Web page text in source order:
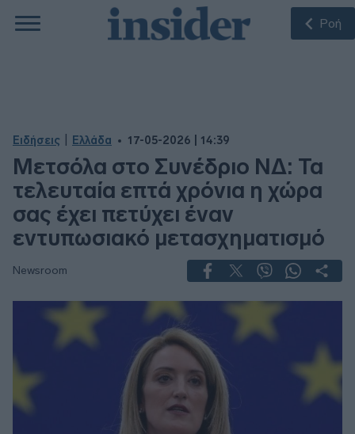
Ροή
Ειδήσεις Ελλάδα 17-05-2026 | 14:39
Μετσόλα στο Συνέδριο ΝΔ: Τα
τελευταία επτά χρόνια η χώρα
σας έχει πετύχει έναν
εντυπωσιακό μετασχηματισμό
Newsroom